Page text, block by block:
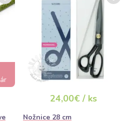
24,00€ / ks
Nožnice 28 cm